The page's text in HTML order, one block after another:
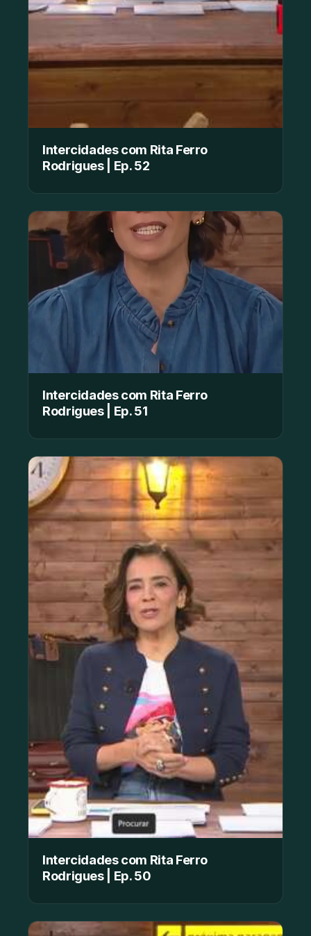
Intercidades com Rita Ferro
Rodrigues | Ep. 52
Intercidades com Rita Ferro
Rodrigues | Ep. 51
Intercidades com Rita Ferro
Rodrigues | Ep. 50